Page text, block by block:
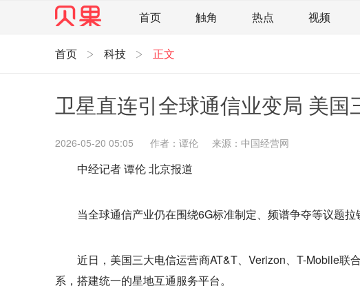
首页 触角 热点 视频
直观 见智财经
家电家居
航旅交运 案例 医药健康 文娱
智库
新域实验室 今日快评 我们来补课
企业快讯
智造
首页 科技 正文
卫星直连引全球通信业变局 美国
2026-05-20 05:05 作者：谭伦 来源：中国经营网
中经记者 谭伦 北京报道
当全球通信产业仍在围绕6G标准制定、频谱争夺等议题
近日，美国三大电信运营商AT&T、Verizon、T-Mobile
系，搭建统一的星地互通服务平台。